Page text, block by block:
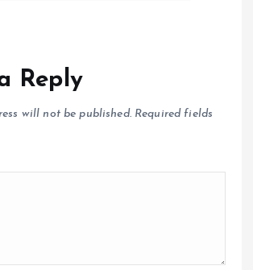
Reply
will not be published. Required fields